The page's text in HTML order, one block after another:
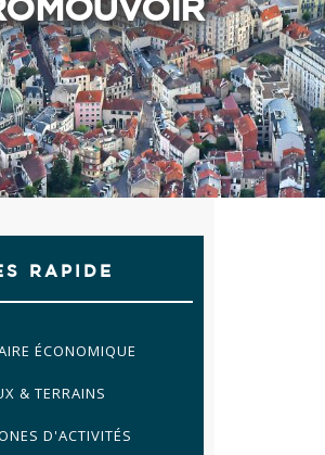
RAPIDE
ÉCONOMIQUE
& TERRAINS
D'ACTIVITÉS